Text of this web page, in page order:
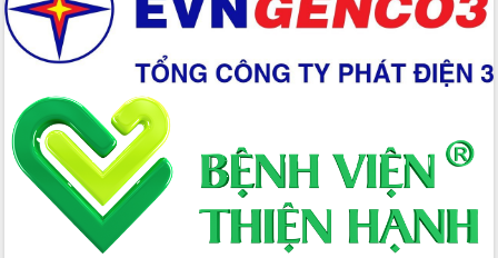
Phát động hai phong trào thi đua quan
trọng trong kỷ nguyên mới
Hội nghị lần thứ tư Ban Chỉ đạo công
tác bầu cử tỉnh Đắk Lắk
Hội nghị Báo cáo viên Trung ương
tháng 01/2026
Phó Thủ tướng Hồ Quốc Dũng đánh giá
cao kết quả Chiến dịch Quang Trung
tại Đắk Lắk
Hội nghị Ban Chấp hành Đảng bộ tỉnh